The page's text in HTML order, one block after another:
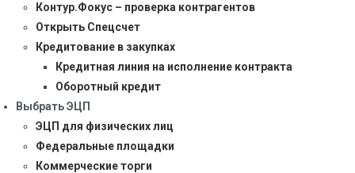
Контур.Фокус – проверка контрагентов
Открыть Спецсчет
Кредитование в закупках
Кредитная линия на исполнение контракта
Оборотный кредит
Выбрать ЭЦП
ЭЦП для физических лиц
Федеральные площадки
Коммерческие торги